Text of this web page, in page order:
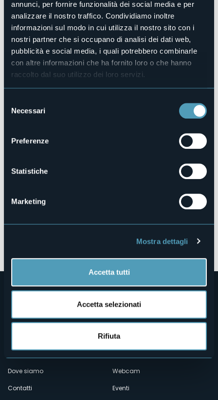
annunci, per fornire funzionalità dei social media e per
analizzare il nostro traffico. Condividiamo inoltre
informazioni sul modo in cui utilizza il nostro sito con i
nostri partner che si occupano di analisi dei dati web,
pubblicità e social media, i quali potrebbero combinarle
con altre informazioni che ha fornito loro o che hanno
raccolto dal suo utilizzo dei loro servizi.
delNecessari
Preferenze
Statistiche
Marketing
Mostra dettagli
Accetta tutti
Accetta selezionati
Rifiuta
Sito web
https://www.casacoppa.it/
Telefono
+39 340 6697762
Codice CIR
103050-CIM-00005
28887 - Omegna (VB)
Menù
secondario
Dove siamo
Contatti
Webcam
Eventi